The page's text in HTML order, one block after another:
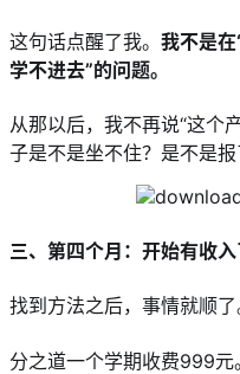
这句话点醒了我。 我不是
学不进去”的问题。
从那以后，我不再说“这个
子是不是坐不住？是不是
三、第四个月：开始有收入
找到方法之后，事情就顺了
分之道一个学期收费999元